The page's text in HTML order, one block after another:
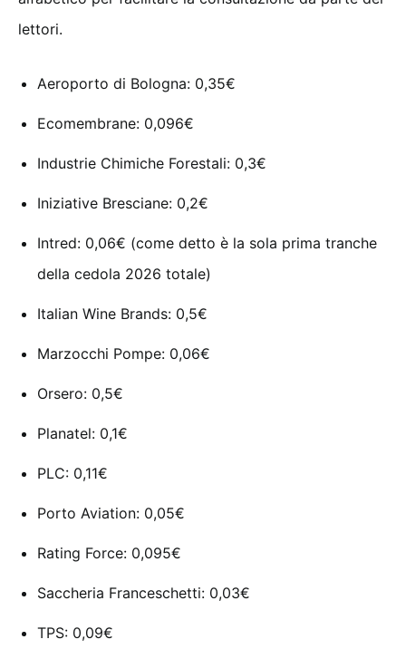
lettori.
Aeroporto di Bologna: 0,35€
Ecomembrane: 0,096€
Industrie Chimiche Forestali: 0,3€
Iniziative Bresciane: 0,2€
Intred: 0,06€ (come detto è la sola prima tranche
della cedola 2026 totale)
Italian Wine Brands: 0,5€
Marzocchi Pompe: 0,06€
Orsero: 0,5€
Planatel: 0,1€
PLC: 0,11€
Porto Aviation: 0,05€
Rating Force: 0,095€
Saccheria Franceschetti: 0,03€
TPS: 0,09€